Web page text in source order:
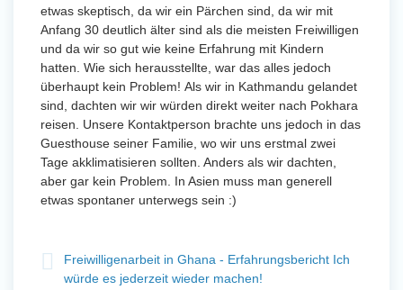
etwas skeptisch, da wir ein Pärchen sind, da wir mit
Anfang 30 deutlich älter sind als die meisten Freiwilligen
und da wir so gut wie keine Erfahrung mit Kindern
hatten. Wie sich herausstellte, war das alles jedoch
überhaupt kein Problem! Als wir in Kathmandu gelandet
sind, dachten wir wir würden direkt weiter nach Pokhara
reisen. Unsere Kontaktperson brachte uns jedoch in das
Guesthouse seiner Familie, wo wir uns erstmal zwei
Tage akklimatisieren sollten. Anders als wir dachten,
aber gar kein Problem. In Asien muss man generell
etwas spontaner unterwegs sein :)
Freiwilligenarbeit in Ghana - Erfahrungsbericht Ich
würde es jederzeit wieder machen!